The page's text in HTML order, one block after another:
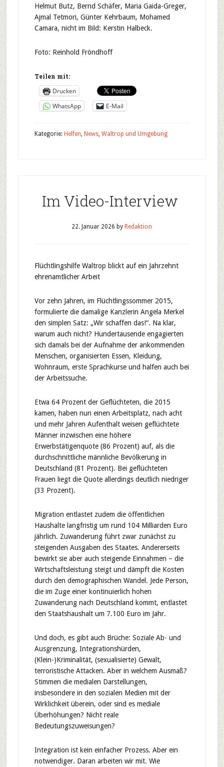
Helmut Butz, Bernd Schäfer, Maria Gaida-Greger,
Ajmal Tetmori, Günter Kehrbaum, Mohamed
Camara, nicht im Bild: Kerstin Halbeck.
Foto: Reinhold Fröndhoff
Teilen mit:
Drucken
WhatsApp
E-Mail
Kategorie: Helfen, News, Waltrop und Umgebung
Im Video-Interview
22. Januar 2026 by Redaktion
Flüchtlingshilfe Waltrop blickt auf ein Jahrzehnt
ehrenamtlicher Arbeit
Vor zehn Jahren, im Flüchtlingssommer 2015,
formulierte die damalige Kanzlerin Angela Merkel
den simplen Satz: „Wir schaffen das!“. Na klar,
warum auch nicht? Hundertausende engagierten
sich damals bei der Aufnahme der ankommenden
Menschen, organisierten Essen, Kleidung,
Wohnraum, erste Sprachkurse und halfen auch bei
der Arbeitssuche.
Etwa 64 Prozent der Geflüchteten, die 2015
kamen, haben nun einen Arbeitsplatz, nach acht
und mehr Jahren Aufenthalt weisen geflüchtete
Männer inzwischen eine höhere
Erwerbstätigenquote (86 Prozent) auf, als die
durchschnittliche männliche Bevölkerung in
Deutschland (81 Prozent). Bei geflüchteten
Frauen liegt die Quote allerdings deutlich niedriger
(33 Prozent).
Migration entlastet zudem die öffentlichen
Haushalte langfristig um rund 104 Milliarden Euro
jährlich. Zuwanderung führt zwar zunächst zu
steigenden Ausgaben des Staates. Andererseits
bewirkt sie aber auch steigende Einnahmen – die
Wirtschaftsleistung steigt und dämpft die Kosten
durch den demographischen Wandel. Jede Person,
die im Zuge einer kontinuierlich hohen
Zuwanderung nach Deutschland kommt, entlastet
den Staatshaushalt um 7.100 Euro im Jahr.
Und doch, es gibt auch Brüche: Soziale Ab- und
Ausgrenzung, Integrationshürden,
(Klein-)Kriminalität, (sexualisierte) Gewalt,
terroristische Attacken. Aber in welchem Ausmaß?
Stimmen die medialen Darstellungen,
insbesondere in den sozialen Medien mit der
Wirklichkeit überein, oder sind es mediale
Überhöhungen? Nicht reale
Bedeutungszuweisungen?
Integration ist kein einfacher Prozess. Aber ein
notwendiger. Daran arbeiten wir mit. Wie